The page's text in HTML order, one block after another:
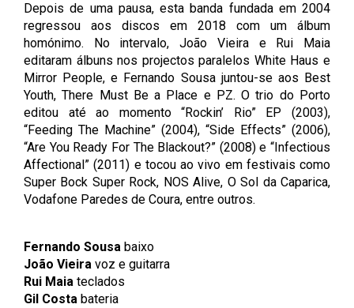
Depois de uma pausa, esta banda fundada em 2004
regressou aos discos em 2018 com um álbum
homónimo. No intervalo, João Vieira e Rui Maia
editaram álbuns nos projectos paralelos White Haus e
Mirror People, e Fernando Sousa juntou-se aos Best
Youth, There Must Be a Place e PZ. O trio do Porto
editou até ao momento “Rockin’ Rio” EP (2003),
“Feeding The Machine” (2004), “Side Effects” (2006),
“Are You Ready For The Blackout?” (2008) e “Infectious
Affectional” (2011) e tocou ao vivo em festivais como
Super Bock Super Rock, NOS Alive, O Sol da Caparica,
Vodafone Paredes de Coura, entre outros.
Fernando Sousa baixo
João Vieira voz e guitarra
Rui Maia teclados
Gil Costa bateria